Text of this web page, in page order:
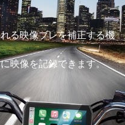
る映像ブレを補正する機
映像を記録できます。